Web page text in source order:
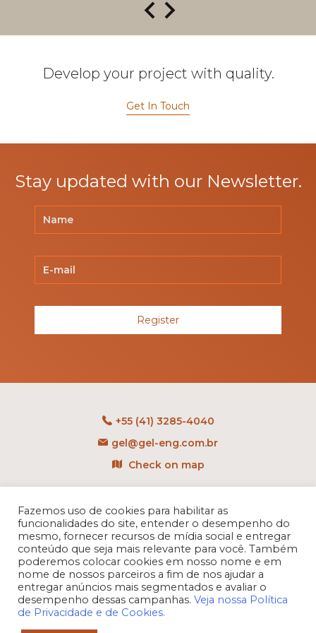
Develop your project with quality.
Get In Touch
Stay updated with our Newsletter.
Register
+55 (41) 3285-4040
gel@gel-eng.com.br
Check on map
CEP: 81290-060 - CIC
Curitiba - PR - Brasil
Fazemos uso de cookies para habilitar as
funcionalidades do site, entender o desempenho do
mesmo, fornecer recursos de mídia social e entregar
conteúdo que seja mais relevante para você. Também
poderemos colocar cookies em nosso nome e em
nome de nossos parceiros a fim de nos ajudar a
entregar anúncios mais segmentados e avaliar o
desempenho dessas campanhas. Veja nossa Política
de Privacidade e de Cookies.